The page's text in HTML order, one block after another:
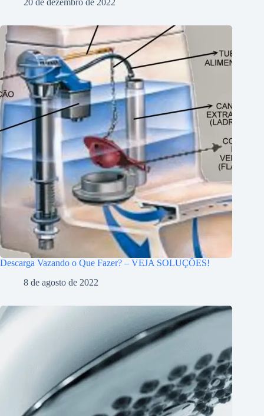
20 de dezembro de 2022
Descarga Vazando o Que Fazer? – VEJA SOLUÇÕES!
8 de agosto de 2022